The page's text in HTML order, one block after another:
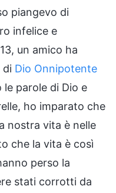
piangevo di
infelice e
un amico ha
di Dio Onnipotente
parole di Dio e
ho imparato che
nostra vita è nelle
che la vita è così
perso la
stati corrotti da